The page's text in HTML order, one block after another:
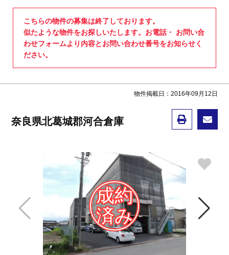
こちらの物件の募集は終了しております。
似たような物件をお探しいたします。お電話・ お問い合
わせフォームより内容とお問い合わせ番号をお知らせく
ださい。
物件掲載日：2016年09月12日
奈良県北葛城郡河合倉庫